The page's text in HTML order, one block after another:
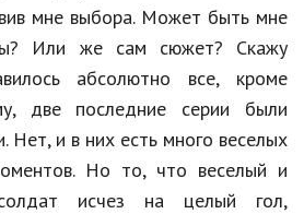
мне выбора. Может быть мне
Или же сам сюжет? Скажу
абсолютно все, кроме
две последние серии были
Нет, и в них есть много веселых
Но то, что веселый и
солдат исчез на целый гол,